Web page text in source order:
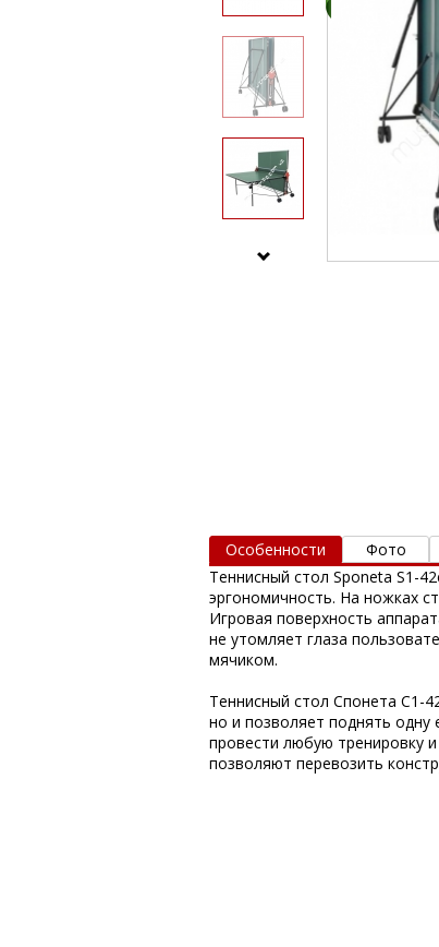
Особенности Фото
Теннисный стол Sponeta S1-
эргономичность. На ножках
Игровая поверхность
не утомляет глаза
мячиком.
Теннисный стол Спонета С1-
но и позволяет поднять
провести любую тренировку
позволяют перевозить